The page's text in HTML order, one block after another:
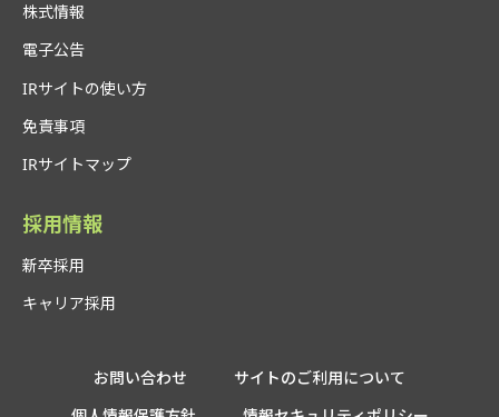
2025年6月
東京都内の一時保護施設で「すらら」導入拡大
2025年7月
夜間中学で初めて「すらら にほんご」導入
2025年8月
「Surala-i」ブランドコンセプト初公開
2025年8月
2025年11月
株式情報
電子公告
IRサイトの使い方
免責事項
IRサイトマップ
採用情報
新卒採用
キャリア採用
お問い合わせ
サイトのご利用について